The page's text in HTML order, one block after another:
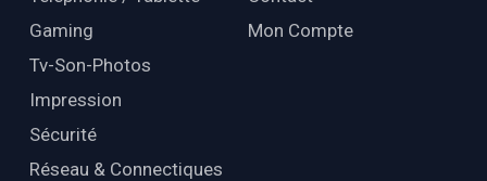
Gaming
Tv-Son-Photos
Impression
Sécurité
Réseau & Connectiques
Mon Compte